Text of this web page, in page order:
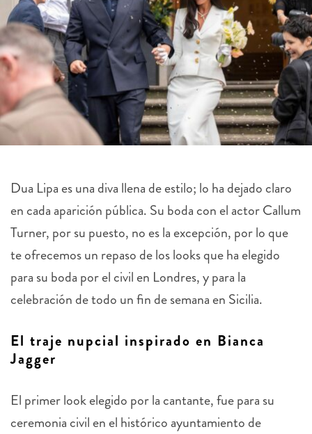
Dua Lipa es una diva llena de estilo; lo ha dejado claro
en cada aparición pública. Su boda con el actor Callum
Turner, por su puesto, no es la excepción, por lo que
te ofrecemos un repaso de los looks que ha elegido
para su boda por el civil en Londres, y para la
celebración de todo un fin de semana en Sicilia.
El traje nupcial inspirado en Bianca
Jagger
El primer look elegido por la cantante, fue para su
ceremonia civil en el histórico ayuntamiento de